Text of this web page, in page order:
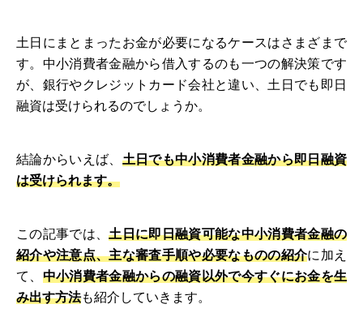
土日にまとまったお金が必要になるケースはさまざまで
す。中小消費者金融から借入するのも一つの解決策です
が、銀行やクレジットカード会社と違い、土日でも即日
融資は受けられるのでしょうか。
結論からいえば、 土日でも中小消費者金融から即日融資
は受けられます。
この記事では、土日に即日融資可能な中小消費者金融の
紹介や注意点、主な審査手順や必要なものの紹介に加え
て、 中小消費者金融からの融資以外で今すぐにお金を生
み出す方法も紹介していきます。